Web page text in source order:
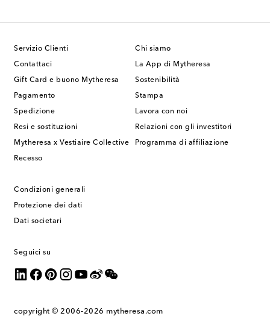
Servizio Clienti
Contattaci
Gift Card e buono Mytheresa
Pagamento
Spedizione
Resi e sostituzioni
Mytheresa x Vestiaire Collective
Recesso
Chi siamo
La App di Mytheresa
Sostenibilità
Stampa
Lavora con noi
Relazioni con gli investitori
Programma di affiliazione
Condizioni generali
Protezione dei dati
Dati societari
Seguici su
copyright © 2006-2026 mytheresa.com